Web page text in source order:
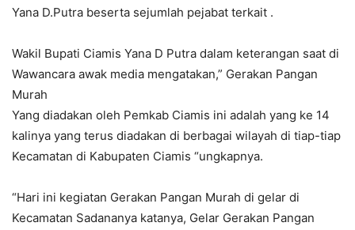
Yana D.Putra beserta sejumlah pejabat terkait .
Wakil Bupati Ciamis Yana D Putra dalam keterangan saat di
Wawancara awak media mengatakan,” Gerakan Pangan
Murah
Yang diadakan oleh Pemkab Ciamis ini adalah yang ke 14
kalinya yang terus diadakan di berbagai wilayah di tiap-tiap
Kecamatan di Kabupaten Ciamis “ungkapnya.
“Hari ini kegiatan Gerakan Pangan Murah di gelar di
Kecamatan Sadananya katanya, Gelar Gerakan Pangan